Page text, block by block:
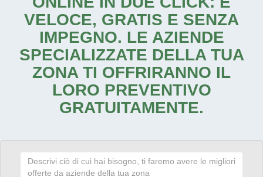
VELOCE, GRATIS E SENZA
IMPEGNO. LE AZIENDE
SPECIALIZZATE DELLA TUA
ZONA TI OFFRIRANNO IL
LORO PREVENTIVO
GRATUITAMENTE.